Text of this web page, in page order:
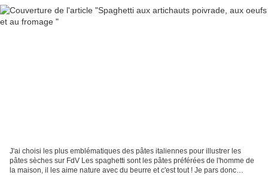
J'ai choisi les plus emblématiques des pâtes italiennes pour illustrer les
pâtes sèches sur FdV Les spaghetti sont les pâtes préférées de l'homme de
la maison, il les aime nature avec du beurre et c'est tout ! Je pars donc